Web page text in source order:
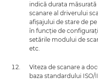
indică durata
scanare al driverului
afişajului de stare de
în funcţie de
setările modului de
etc.
Viteza de scanare a
baza standardului ISO/